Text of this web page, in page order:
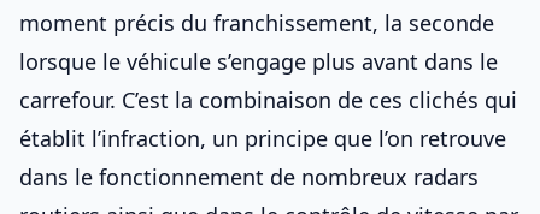
moment précis du franchissement, la seconde
lorsque le véhicule s’engage plus avant dans le
carrefour. C’est la combinaison de ces clichés qui
établit l’infraction, un principe que l’on retrouve
dans le fonctionnement de nombreux radars